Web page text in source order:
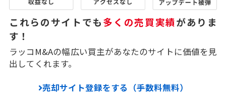
これらのサイトでも多くの売買実績がありま
す！
ラッコM&Aの幅広い買主があなたのサイトに価値を見
出してくれます。
売却サイト登録をする（手数料無料）